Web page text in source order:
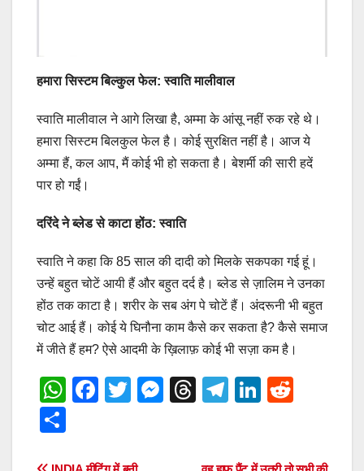
हमारा सिस्टम बिल्कुल फेल: स्वाति मालीवाल
स्वाति मालीवाल ने आगे लिखा है, अम्मा के आंसू नहीं रुक रहे थे।
हमारा सिस्टम बिलकुल फेल है। कोई सुरक्षित नहीं है। आज ये
अम्मा हैं, कल आप, मैं कोई भी हो सकता है। बेशर्मी की सारी हदें
पार हो गईं।
दरिंदे ने ब्लेड से काटा होंठ: स्वाति
स्वाति ने कहा कि 85 साल की दादी को मिलके सकपका गई हूं।
उन्हें बहुत चोटें आयी हैं और बहुत दर्द है। ब्लेड से ज़ालिम ने उनका
होंठ तक काटा है। शरीर के सब अंग पे चोटें हैं। अंदरूनी भी बहुत
चोट आई हैं। कोई ये घिनौना काम कैसे कर सकता है? कैसे समाज
में जीते हैं हम? ऐसे आदमी के ख़िलाफ़ कोई भी सज़ा कम है।
W
F
T
M
T
T
Li